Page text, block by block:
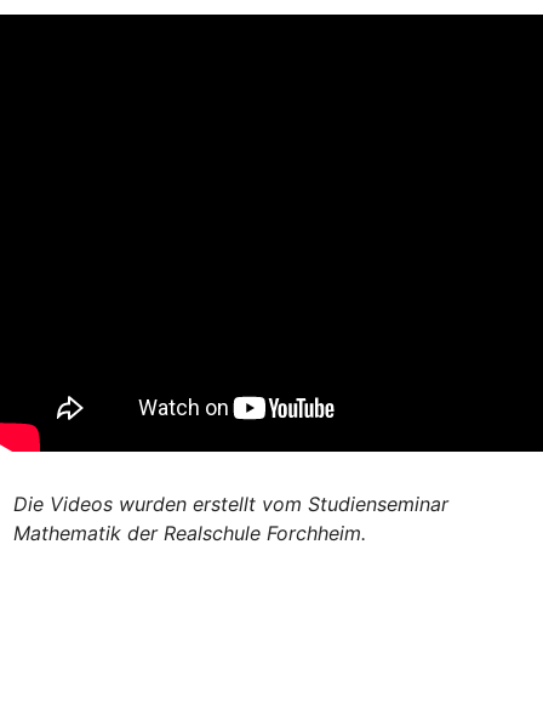
Die Videos wurden erstellt vom Studienseminar
Mathematik der Realschule Forchheim.